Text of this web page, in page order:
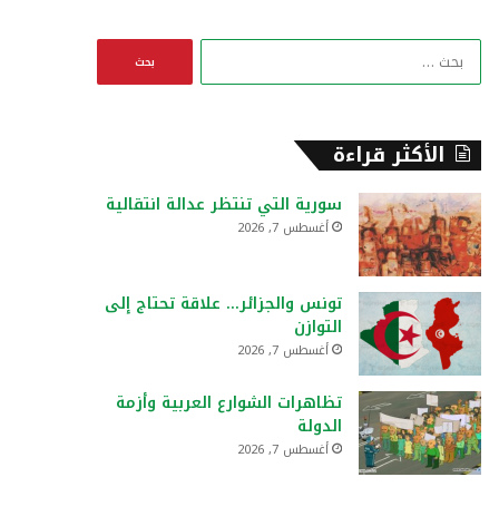
ا
:
الأكثر قراءة
سورية التي تنتظر عدالة انتقالية
أغسطس 7, 2026
تونس والجزائر… علاقة تحتاج إلى
التوازن
أغسطس 7, 2026
تظاهرات الشوارع العربية وأزمة
الدولة
أغسطس 7, 2026